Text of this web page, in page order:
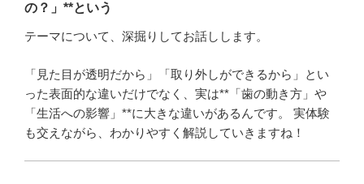
の？」**という
テーマについて、深掘りしてお話しします。
「見た目が透明だから」「取り外しができるから」とい
った表面的な違いだけでなく、実は**「歯の動き方」や
「生活への影響」**に大きな違いがあるんです。 実体験
も交えながら、わかりやすく解説していきますね！